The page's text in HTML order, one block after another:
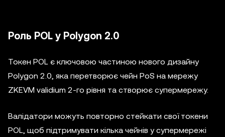
Роль POL у Polygon 2.0
Токен POL є ключовою частиною нового дизайну
Polygon 2.0, яка перетворює чейн PoS на мережу
ZKEVM validium 2-го рівня та створює супермережу.
Валідатори можуть повторно стейкати свої токени
POL, щоб підтримувати кілька чейнів у супермережі